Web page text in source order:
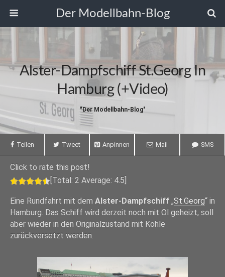
Der Modellbahn-Blog
Alster-Dampfschiff St.Georg In
Hamburg (+Video)
"Der Modellbahn-Blog"
Teilen Tweet Anpinnen Mail SMS
Click to rate this post!
[Total: 2 Average: 4.5
Eine Rundfahrt mit dem Alster-Dampfschiff „St.Georg“ in
Hamburg. Das Schiff wird derzeit noch mit Öl geheizt, soll
aber wieder in den Originalzustand mit Kohle
zurückversetzt werden.